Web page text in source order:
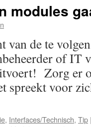
modules
van de te
of
Zorg er
spreekt voor
, Interfaces/Technisch, Tip